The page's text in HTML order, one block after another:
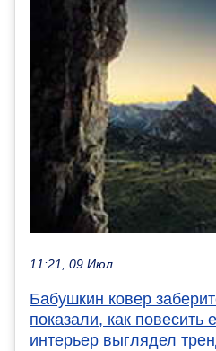
11:21, 09 Июл
Бабушкин ковер
показали, как повесить
интерьер выглядел